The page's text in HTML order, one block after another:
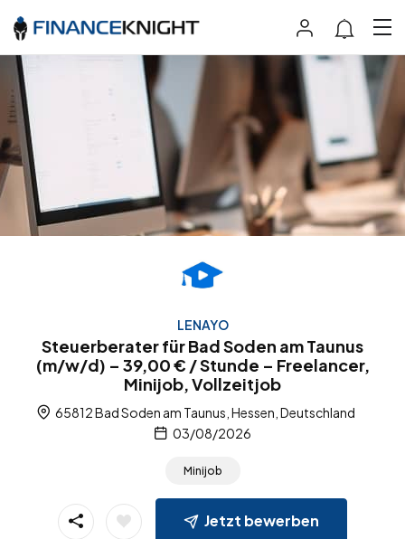
LENAYO
Steuerberater für Bad Soden am Taunus
(m/w/d) – 39,00 € / Stunde – Freelancer,
Minijob, Vollzeitjob
65812 Bad Soden am Taunus, Hessen, Deutschland
03/08/2026
Minijob
Jetzt bewerben